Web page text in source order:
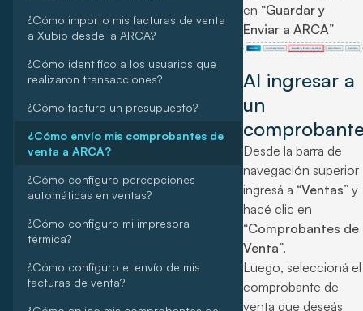
¿Cómo importo mis facturas de venta
a Xubio desde la ARCA?
¿Cómo identifico a los usuarios que
realizaron transacciones?
¿Cómo facturo un presupuesto?
¿Cómo envío mis comprobantes de
venta a ARCA?
¿Cómo configuro percepciones
automáticas en ventas?
¿Cómo configuro mi impresora
térmica?
¿Cómo configuro el envío de mis
facturas de venta?
en “Guardar y
Enviar a ARCA”
Al ingresar a
un
Desde la barra de
navegación superior
ingresá a “Ventas” y
hacé clic en
“Comprobantes de
Venta”.
Luego, seleccioná el
comprobante de
venta que deseás